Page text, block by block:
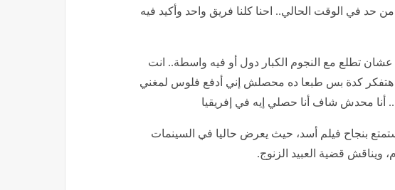
في الوقت الحالي.. احنا كلنا فريق واحد وأكيد فيه
تطلع مع النجوم الكبار دول أو فيه واسطة.. انت
هتفكر كدة بس طبعا ده محصلش إني أدفع فلوس لمغني
محدش شاف أنا حصلي إيه في إفريقيا
بنجاح فيلم أسد، حيث يعرض حاليا في السينمات
ويناقش قضية العبيد الزنوج.